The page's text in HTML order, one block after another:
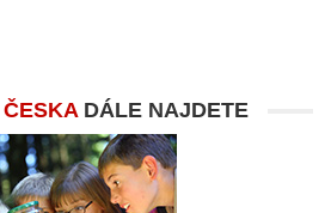
DÁLE NAJDETE